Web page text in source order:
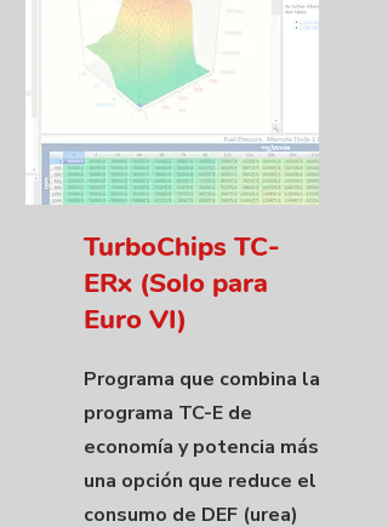
TurboChips TC-
ERx (Solo para
Euro VI)
Programa que combina la
programa TC-E de
economía y potencia más
una opción que reduce el
consumo de DEF (urea)